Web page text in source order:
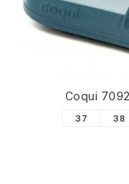
Coqui
37 38